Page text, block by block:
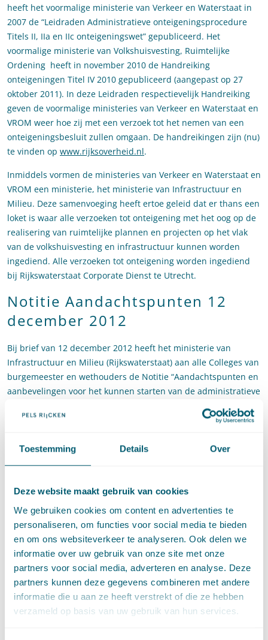
Toestemming Details Over
Deze website maakt gebruik van cookies
We gebruiken cookies om content en advertenties te
personaliseren, om functies voor social media te bieden
en om ons websiteverkeer te analyseren. Ook delen we
informatie over uw gebruik van onze site met onze
partners voor social media, adverteren en analyse. Deze
partners kunnen deze gegevens combineren met andere
informatie die u aan ze heeft verstrekt of die ze hebben
verzameld op basis van uw gebruik van hun services.
heeft het voormalige ministerie van Verkeer en Waterstaat in
2007 de “Leidraden Administratieve onteigeningsprocedure
Titels II, IIa en IIc onteigeningswet” gepubliceerd. Het
voormalige ministerie van Volkshuisvesting, Ruimtelijke
Ordening heeft in november 2010 de Handreiking
onteigeningen Titel IV 2010 gepubliceerd (aangepast op 27
oktober 2011). In deze Leidraden respectievelijk Handreiking
geven de voormalige ministeries van Verkeer en Waterstaat en
VROM weer hoe zij met een verzoek tot het nemen van een
onteigeningsbesluit zullen omgaan. De handreikingen zijn (nu)
te vinden op www.rijksoverheid.nl.
Inmiddels vormen de ministeries van Verkeer en Waterstaat en
VROM een ministerie, het ministerie van Infrastructuur en
Milieu. Deze samenvoeging heeft ertoe geleid dat er thans een
loket is waar alle verzoeken tot onteigening met het oog op de
realisering van ruimtelijke plannen en projecten op het vlak
van de volkshuisvesting en infrastructuur kunnen worden
ingediend. Alle verzoeken tot onteigening worden ingediend
bij Rijkswaterstaat Corporate Dienst te Utrecht.
Notitie Aandachtspunten 12
december 2012
Bij brief van 12 december 2012 heeft het ministerie van
Infrastructuur en Milieu (Rijkswaterstaat) aan alle Colleges van
burgemeester en wethouders de Notitie “Aandachtspunten en
aanbevelingen voor het kunnen starten van de administratieve
onteigeningsprocedure op grond van de titels II tot en met IIc
en IV van de onteigeningswet” gezonden. In deze notitie zijn
indienen van verzoeken tot onteigening. De aandachtspunten
zijn een nadere en actuele verduidelijking van hetgeen in
Recente Kroonjurisprudentie is in de notitie verwerkt. De
notitie is niet officieel gepubliceerd maar wel eenvoudig op het
internet te vinden.
Nieuwe notitie
Aandachtspunten 14 januari
2014
Op 14 januari 2014 is een nieuwe notitie verzonden. Deze